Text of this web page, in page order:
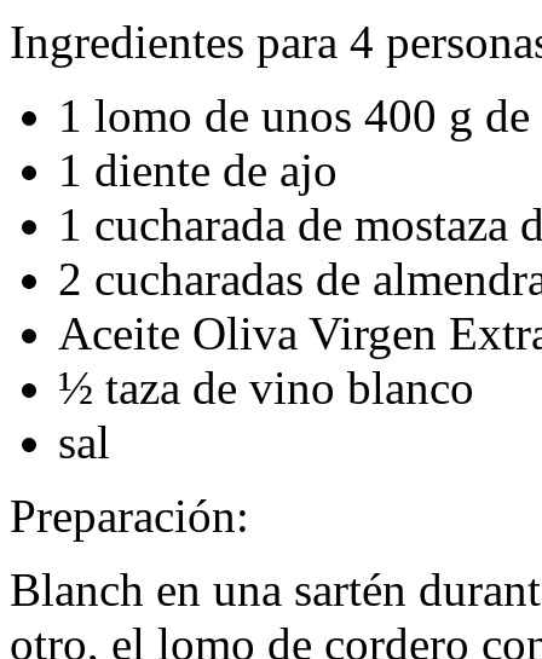
Ingredientes para 4
1 lomo de unos 400 g
1 diente de ajo
1 cucharada de mostaza
2 cucharadas de
Aceite Oliva Virgen
½ taza de vino blanco
sal
Preparación:
Blanch en una sartén
otro, el lomo de cordero